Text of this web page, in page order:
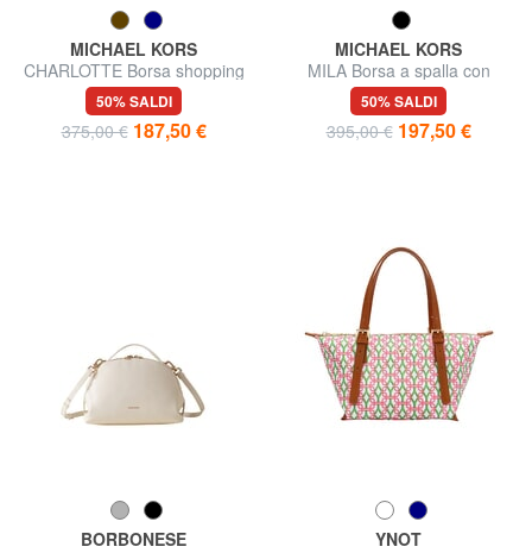
MICHAEL KORS
CHARLOTTE Borsa shopping
a spalla, in pelle
50% SALDI
375,00 € 187,50 €
MICHAEL KORS
MILA Borsa a spalla con
tracolla, in pelle
50% SALDI
395,00 € 197,50 €
BORBONESE
YNOT